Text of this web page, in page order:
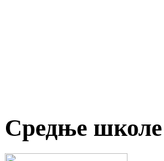
Средње школе